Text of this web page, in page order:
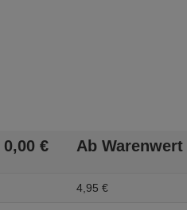
0,00 € Ab Warenwert
4, 95 €